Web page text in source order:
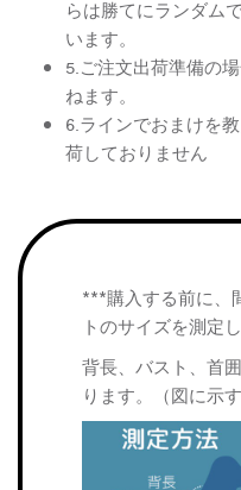
らは勝てにランダム
います。
5.ご注文出荷準備の
ねます。
6.ラインでおまけを
荷しておりません
***購入する前に、
トのサイズを測定
背長、バスト、首
ります。（図に示